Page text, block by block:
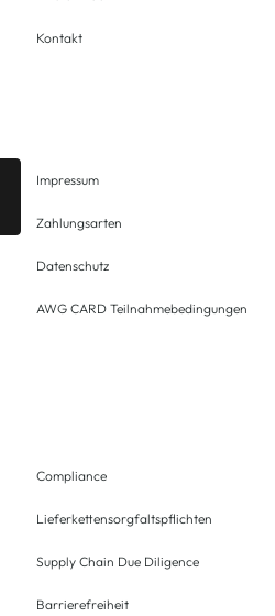
Kontakt
Impressum
Zahlungsarten
Datenschutz
AWG CARD Teilnahmebedingungen
Compliance
Lieferkettensorgfaltspflichten
Supply Chain Due Diligence
Barrierefreiheit